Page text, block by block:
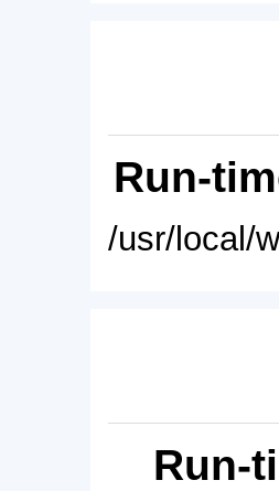
Run-
/usr/local/
Run-